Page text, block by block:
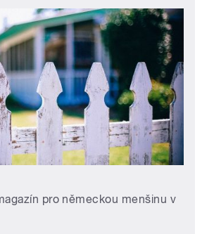
pro německou menšinu v